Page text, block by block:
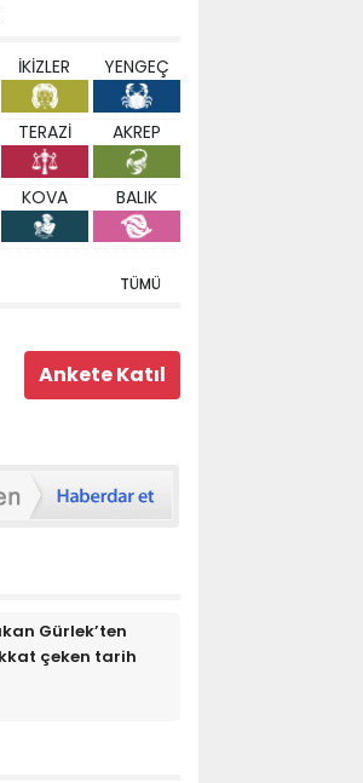
İKİZLER YENGEÇ
TERAZİ AKREP
KOVA BALIK
TÜMÜ
Gürlek’ten
çeken tarih